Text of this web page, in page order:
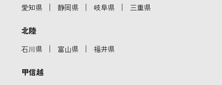
愛知県 ｜ 静岡県 ｜ 岐阜県 ｜ 三重県
北陸
石川県 ｜ 富山県 ｜ 福井県
甲信越